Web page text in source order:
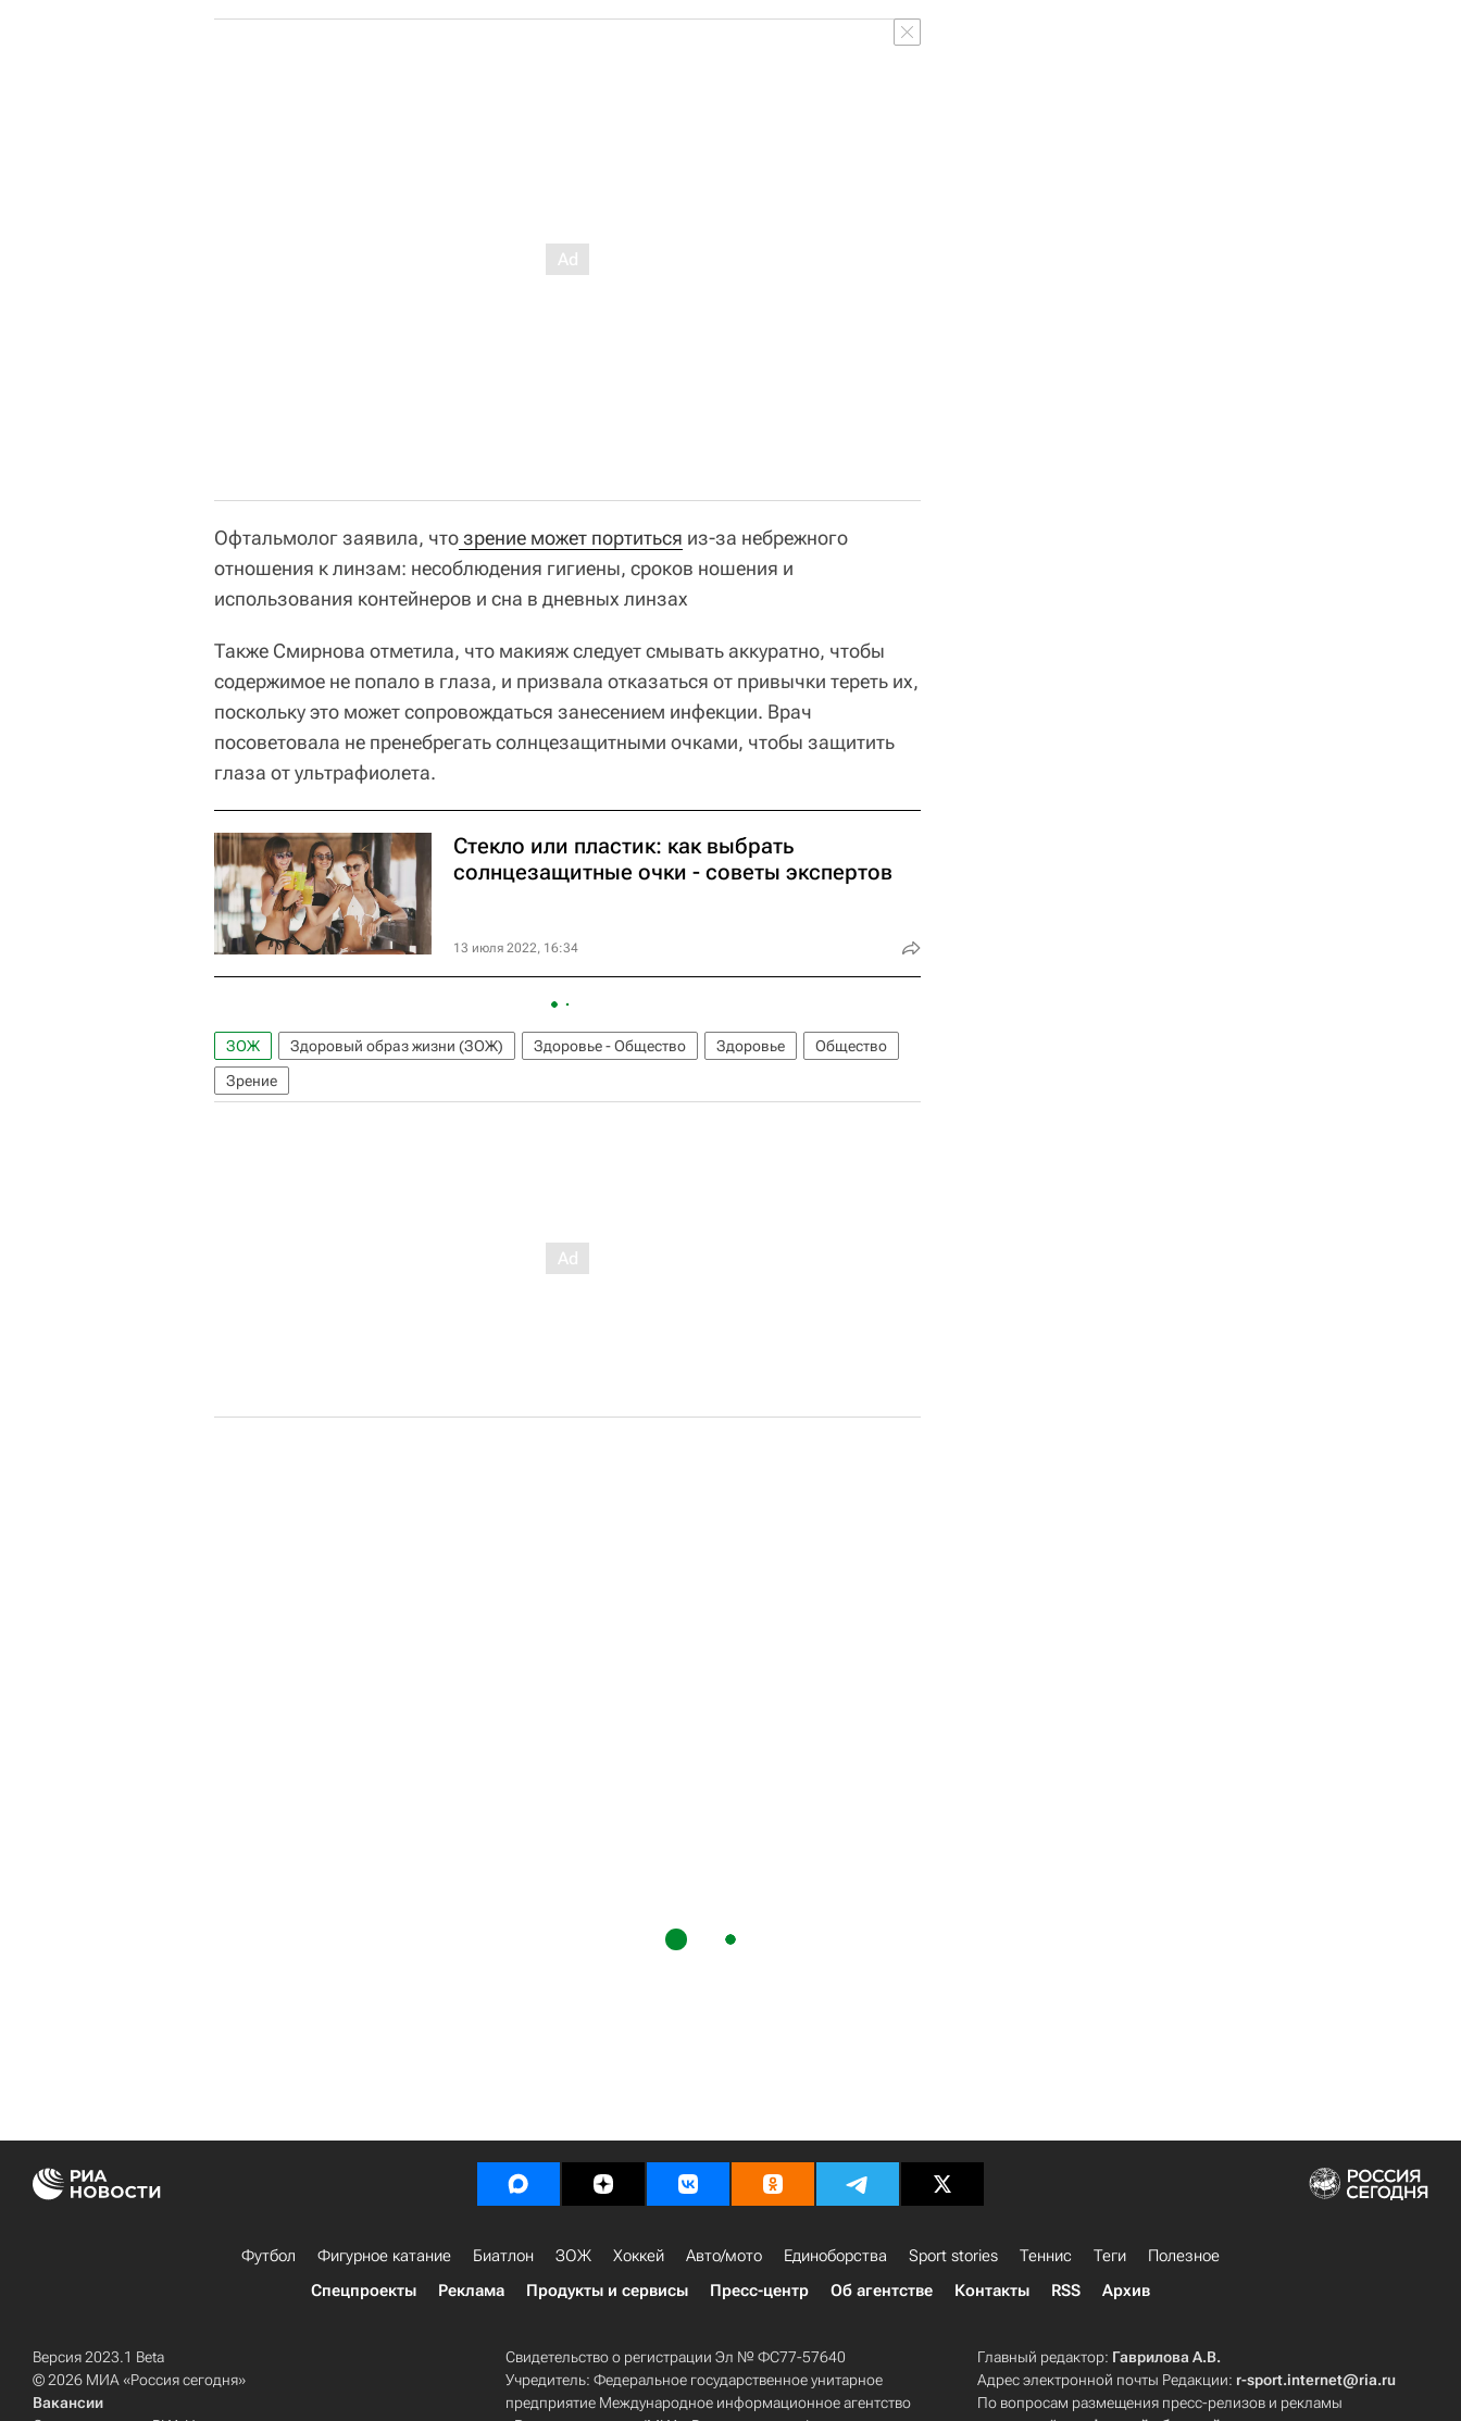
Офтальмолог заявила, что зрение может портиться из-за небрежного
отношения к линзам: несоблюдения гигиены, сроков ношения и
использования контейнеров и сна в дневных линзах
Также Смирнова отметила, что макияж следует смывать аккуратно, чтобы
содержимое не попало в глаза, и призвала отказаться от привычки тереть их,
поскольку это может сопровождаться занесением инфекции. Врач
посоветовала не пренебрегать солнцезащитными очками, чтобы защитить
глаза от ультрафиолета.
Стекло или пластик: как выбрать
солнцезащитные очки - советы экспертов
13 июля 2022, 16:34
ЗОЖ Здоровый образ жизни (ЗОЖ) Здоровье - Общество Здоровье
Общество
Зрение
Футбол Фигурное катание Биатлон ЗОЖ Хоккей Авто/мото Единоборства Sport stories Теннис Теги
Полезное
Спецпроекты
Реклама Продукты и сервисы Пресс-центр Об агентстве Контакты RSS Архив
Версия 2023.1 Beta
© 2026 МИА «Россия сегодня»
Вакансии
Свидетельство о регистрации Эл № ФС77-57640
Учредитель: Федеральное государственное унитарное
предприятие Международное информационное агентство
Главный редактор: Гаврилова А.В.
Адрес электронной почты Редакции: r-sport.internet@ria.ru
По вопросам размещения пресс-релизов и рекламы